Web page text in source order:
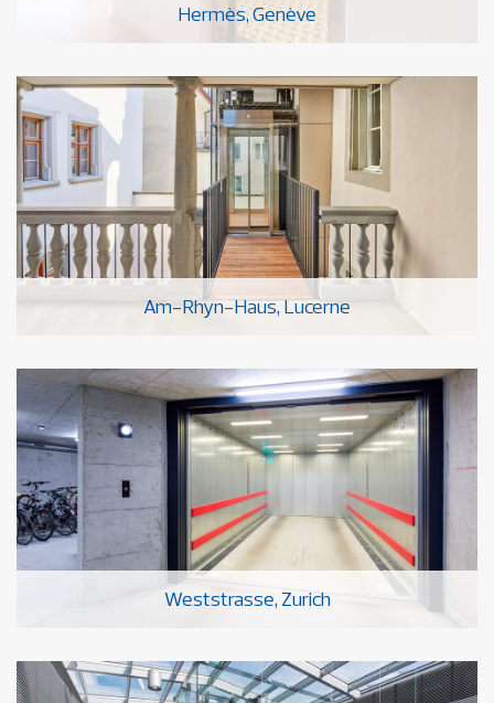
Hermès, Genève
Am-Rhyn-Haus, Lucerne
Weststrasse, Zurich